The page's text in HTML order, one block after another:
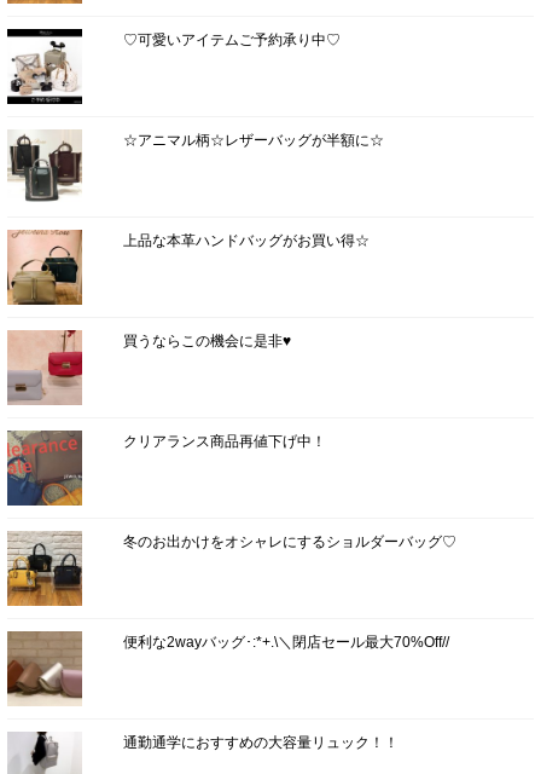
♡可愛いアイテムご予約承り中♡
☆アニマル柄☆レザーバッグが半額に☆
上品な本革ハンドバッグがお買い得☆
買うならこの機会に是非♥
クリアランス商品再値下げ中！
冬のお出かけをオシャレにするショルダーバッグ♡
便利な2wayバッグ･:*+.\＼閉店セール最大70%Off//
通勤通学におすすめの大容量リュック！！